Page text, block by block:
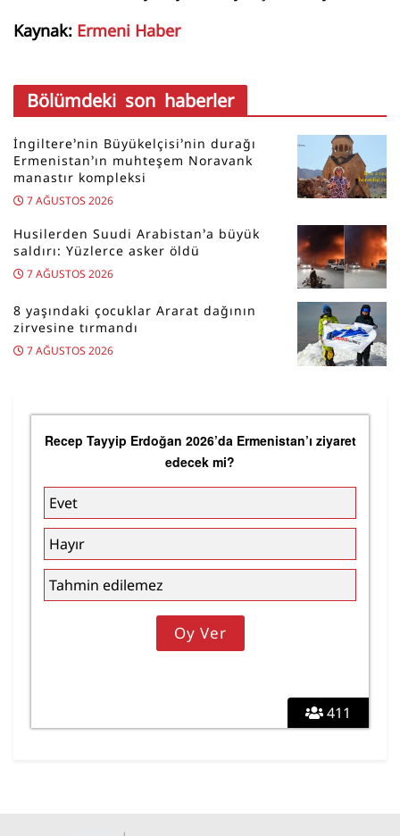
Kaynak: Ermeni Haber
Bölümdeki son haberler
İngiltere’nin Büyükelçisi’nin durağı
Ermenistan’ın muhteşem Noravank
manastır kompleksi
7 AĞUSTOS 2026
Husilerden Suudi Arabistan’a büyük
saldırı: Yüzlerce asker öldü
7 AĞUSTOS 2026
8 yaşındaki çocuklar Ararat dağının
zirvesine tırmandı
7 AĞUSTOS 2026
411
Recep Tayyip Erdoğan 2026’da Ermenistan’ı ziyaret
edecek mi?
Evet
Hayır
Tahmin edilemez